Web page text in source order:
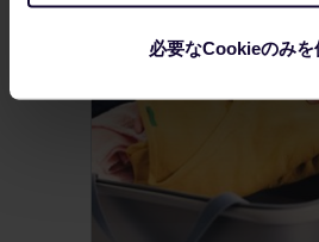
必要なCookieのみを